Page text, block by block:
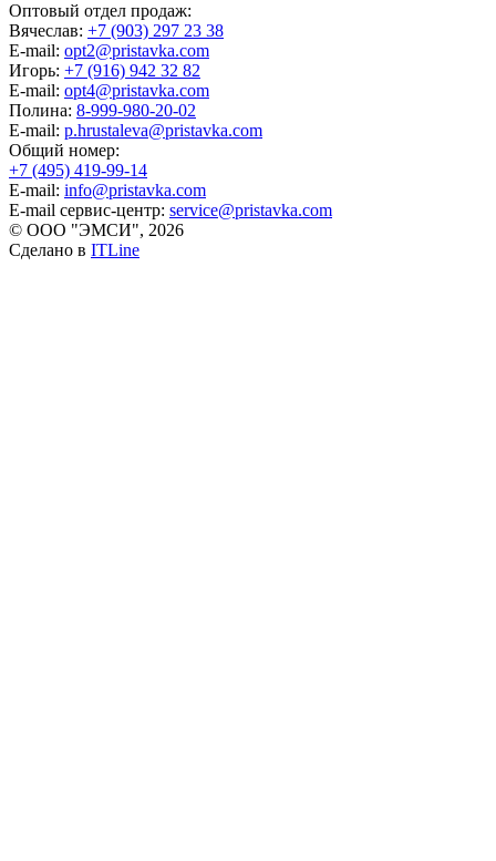
Оптовый отдел продаж:
Вячеслав: +7 (903) 297 23 38
E-mail: opt2@pristavka.com
Игорь: +7 (916) 942 32 82
E-mail: opt4@pristavka.com
Полина: 8-999-980-20-02
E-mail: p.hrustaleva@pristavka.com
Общий номер:
+7 (495) 419-99-14
E-mail: info@pristavka.com
E-mail сервис-центр: service@pristavka.com
© ООО "ЭМСИ", 2026
Сделано в ITLine